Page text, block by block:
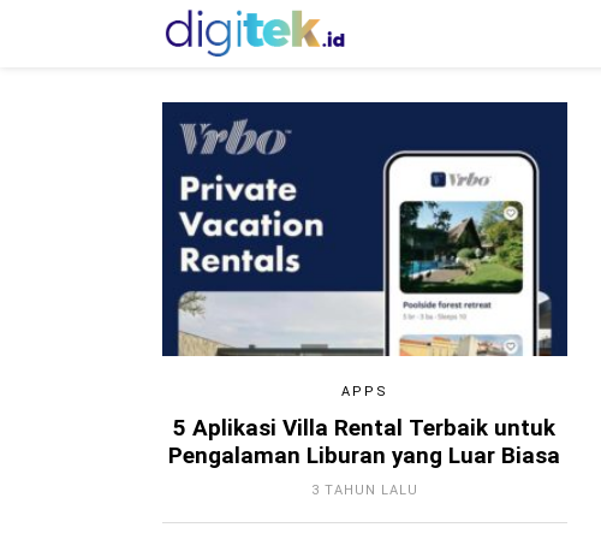
APPS
5 Aplikasi Villa Rental Terbaik untuk
Pengalaman Liburan yang Luar Biasa
3 TAHUN LALU